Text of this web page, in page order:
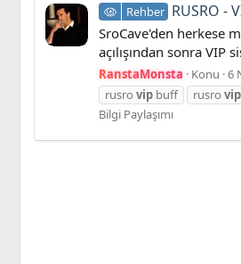
Rehber RUSRO -
SroCave'den herkese
açılışından sonra VIP
RanstaMonsta Konu 6
rusro vip buff rusro vip
Bilgi Paylaşımı